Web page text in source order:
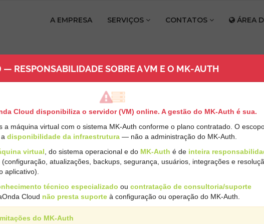
A EMPRESA SERVIÇOS CONTATOS ÁREA
internet com MK-AUTH instalado e pronto para uso. Inclui conexão VPN
— RESPONSABILIDADE SOBRE A VM E O MK-AUTH
Cloud disponibiliza o servidor (VM) online. A gestão do MK-Auth é sua.
a máquina virtual com o sistema MK-Auth conforme o plano contratado. O
disponibilidade da infraestrutura — não a administração do MK-Auth.
virtual, do sistema operacional e do MK-Auth é de inteira
(configuração, atualizações, backups, segurança, usuários, integrações e
aplicativo).
técnico especializado ou contratação de consultoria/suporte
Cloud não presta suporte à configuração ou operação do MK-Auth.
do MK-Auth